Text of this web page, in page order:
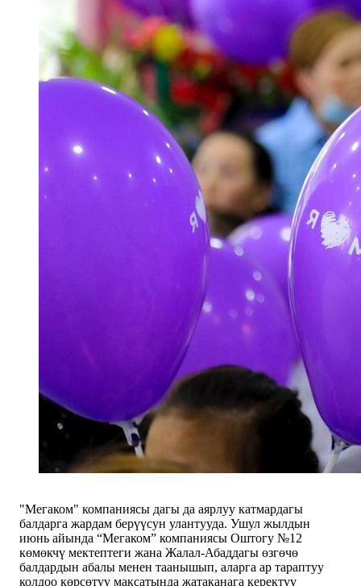
"Мегаком" компаниясы дагы да аярлуу катмардагы
балдарга жардам берүүсун улантууда. Ушул жылдын
июнь айында “Мегаком” компаниясы Оштогу №12
көмөкчү мектептеги жана Жалал-Абаддагы өзгөчө
балдардын абалы менен таанышып, аларга ар тараптуу
колдоо көрсөтүү максатында жатаканага керектүү